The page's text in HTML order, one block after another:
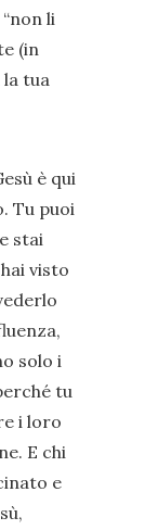
li
(in
tua
è qui
Tu puoi
stai
visto
solo i
tu
i loro
E chi
e